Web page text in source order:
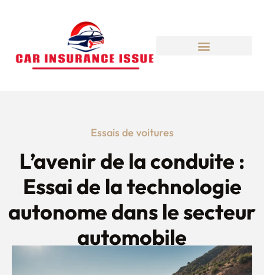
Essais de voitures
L’avenir de la conduite :
Essai de la technologie
autonome dans le secteur
automobile